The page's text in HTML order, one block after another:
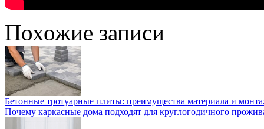
Похожие записи
Бетонные тротуарные плиты: преимущества материала и
Почему каркасные дома подходят для круглогодичного